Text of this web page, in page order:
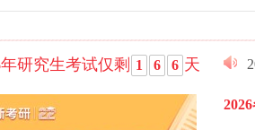
研究生考试仅剩 1 6 6 天